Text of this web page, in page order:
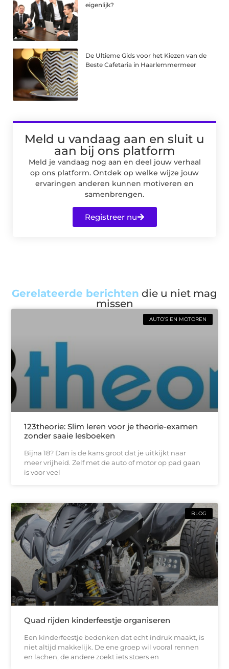
eigenlijk?
De Ultieme Gids voor het Kiezen van de
Beste Cafetaria in Haarlemmermeer
Meld u vandaag aan en sluit u
aan bij ons platform
Meld je vandaag nog aan en deel jouw verhaal
op ons platform. Ontdek op welke wijze jouw
ervaringen anderen kunnen motiveren en
samenbrengen.
Registreer nu
Gerelateerde berichten die u niet mag
missen
AUTO’S EN MOTOREN
123theorie: Slim leren voor je theorie-examen
zonder saaie lesboeken
Bijna 18? Dan is de kans groot dat je uitkijkt naar
meer vrijheid. Zelf met de auto of motor op pad gaan
is voor veel
BLOG
Quad rijden kinderfeestje organiseren
Een kinderfeestje bedenken dat echt indruk maakt, is
niet altijd makkelijk. De ene groep wil vooral rennen
en lachen, de andere zoekt iets stoers en